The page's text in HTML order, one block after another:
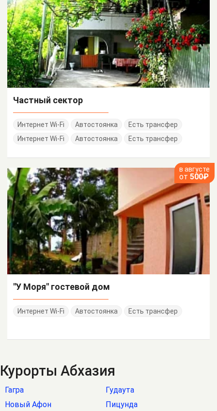
Частный сектор
Интернет Wi-Fi Автостоянка
Есть трансфер
Интернет Wi-Fi
Автостоянка Есть трансфер
в августе
от 500₽
"У Моря" гостевой дом
Интернет Wi-Fi Автостоянка Есть трансфер
Курорты Абхазия
Гагра
Гудаута
Новый Афон
Пицунда